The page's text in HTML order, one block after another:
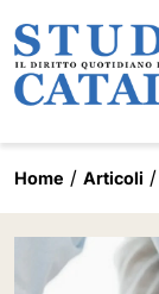
Home Articoli